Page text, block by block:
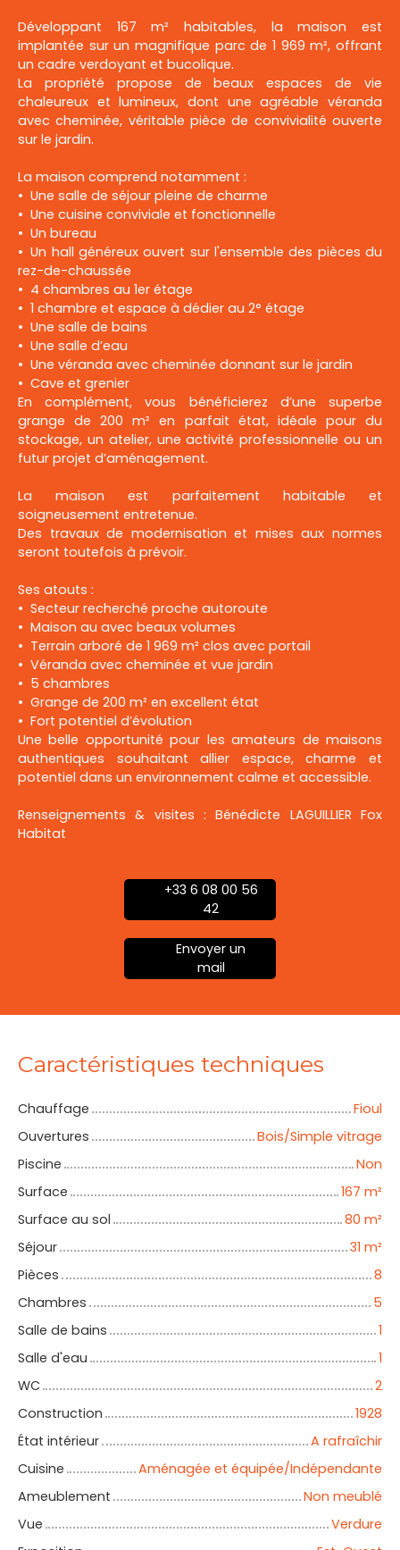
Développant 167 m² habitables, la maison est
implantée sur un magnifique parc de 1 969 m², offrant
un cadre verdoyant et bucolique.
La propriété propose de beaux espaces de vie
chaleureux et lumineux, dont une agréable véranda
avec cheminée, véritable pièce de convivialité ouverte
sur le jardin.
La maison comprend notamment :
Une salle de séjour pleine de charme
Une cuisine conviviale et fonctionnelle
Un bureau
Un hall généreux ouvert sur l'ensemble des pièces du
rez-de-chaussée
4 chambres au 1er étage
1 chambre et espace à dédier au 2° étage
Une salle de bains
Une salle d’eau
Une véranda avec cheminée donnant sur le jardin
Cave et grenier
En complément, vous bénéficierez d’une superbe
grange de 200 m² en parfait état, idéale pour du
stockage, un atelier, une activité professionnelle ou un
futur projet d’aménagement.
La maison est parfaitement habitable et
soigneusement entretenue.
Des travaux de modernisation et mises aux normes
seront toutefois à prévoir.
Ses atouts :
Secteur recherché proche autoroute
Maison au avec beaux volumes
Terrain arboré de 1 969 m² clos avec portail
Véranda avec cheminée et vue jardin
5 chambres
Grange de 200 m² en excellent état
Fort potentiel d’évolution
Une belle opportunité pour les amateurs de maisons
authentiques souhaitant allier espace, charme et
potentiel dans un environnement calme et accessible.
Renseignements & visites : Bénédicte LAGUILLIER Fox
Habitat
+33 6 08 00 56
42
Envoyer un
mail
Caractéristiques techniques
Chauffage
Fioul
Ouvertures
Bois/Simple vitrage
Piscine
Non
Surface
167 m²
Surface au sol
80 m²
Séjour
31 m²
Pièces
8
Chambres
5
Salle de bains
1
Salle d'eau
1
WC
2
Construction
1928
État intérieur
A rafraîchir
Cuisine
Aménagée et équipée/Indépendante
Ameublement
Non meublé
Vue
Verdure